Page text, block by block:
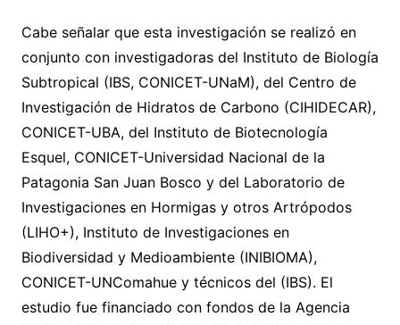
Cabe señalar que esta investigación se realizó en
conjunto con investigadoras del Instituto de Biología
Subtropical (IBS, CONICET-UNaM), del Centro de
Investigación de Hidratos de Carbono (CIHIDECAR),
CONICET-UBA, del Instituto de Biotecnología
Esquel, CONICET-Universidad Nacional de la
Patagonia San Juan Bosco y del Laboratorio de
Investigaciones en Hormigas y otros Artrópodos
(LIHO+), Instituto de Investigaciones en
Biodiversidad y Medioambiente (INIBIOMA),
CONICET-UNComahue y técnicos del (IBS). El
estudio fue financiado con fondos de la Agencia